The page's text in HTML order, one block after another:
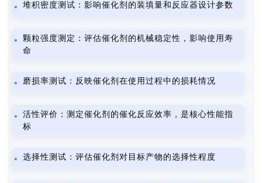
堆积密度测试：影响催化剂的装填量和反应器设计参数
颗粒强度测定：评估催化剂的机械稳定性，影响使用寿
命
磨损率测试：反映催化剂在使用过程中的损耗情况
活性评价：测定催化剂的催化反应效率，是核心性能指
标
选择性测试：评估催化剂对目标产物的选择性程度